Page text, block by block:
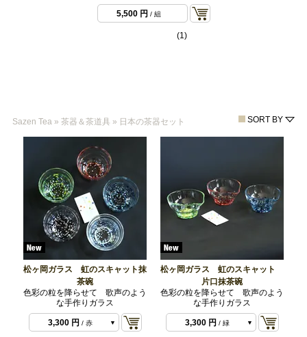
5,500 円 / 組
(1)
Sazen Tea» 茶器＆茶道具 » 日本の茶器セット SORT BY
松ヶ岡ガラス 虹のスキャット抹
茶碗
色彩の粒を降らせて 歌声のよう
な手作りガラス
3,300 円/ 青
3,300 円 / 赤
松ヶ岡ガラス 虹のスキャット
片口抹茶碗
色彩の粒を降らせて 歌声のよう
な手作りガラス
3,300 円 / 青
3,300 円/ 赤
3,300 円 / 緑